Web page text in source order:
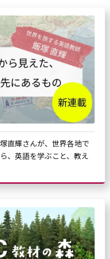
直輝さんが、世界各地で
、英語を学ぶこと、教え